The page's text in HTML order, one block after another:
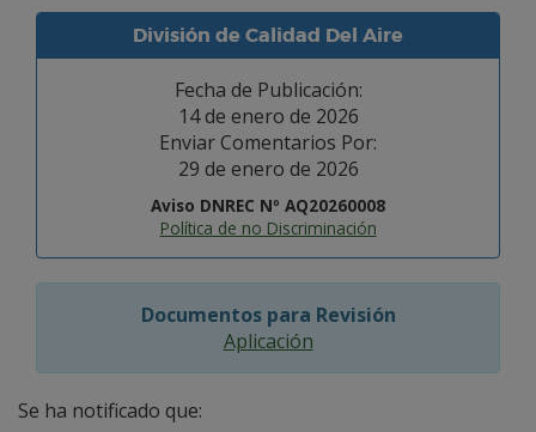
División de Calidad Del Aire
Fecha de Publicación:
14 de enero de 2026
Enviar Comentarios Por:
29 de enero de 2026
Aviso DNREC Nº AQ20260008
Política de no Discriminación
Documentos para Revisión
Aplicación
Se ha notificado que: